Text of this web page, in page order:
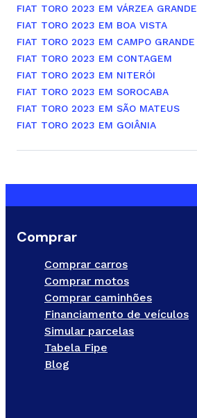
FIAT TORO 2023 EM VÁRZEA GRANDE
FIAT TORO 2023 EM BOA VISTA
FIAT TORO 2023 EM CAMPO GRANDE
FIAT TORO 2023 EM CONTAGEM
FIAT TORO 2023 EM NITERÓI
FIAT TORO 2023 EM SOROCABA
FIAT TORO 2023 EM SÃO MATEUS
FIAT TORO 2023 EM GOIÂNIA
Comprar
Comprar carros
Comprar motos
Comprar caminhões
Financiamento de veículos
Simular parcelas
Tabela Fipe
Blog